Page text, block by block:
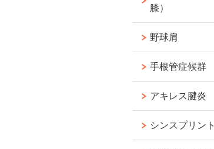
膝）
野球肩
手根管症候群
アキレス腱炎
シンスプリント